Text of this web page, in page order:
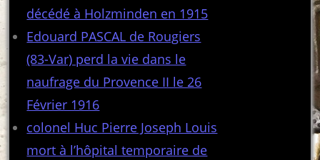
décédé à Holzminden en 1915
Edouard PASCAL de Rougiers
(83-Var) perd la vie dans le
naufrage du Provence II le 26
Février 1916
colonel Huc Pierre Joseph Louis
mort à l’hôpital temporaire de